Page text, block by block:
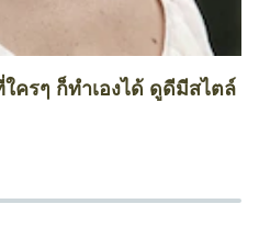
ครๆ ก็ทำเองได้ ดูดีมีสไตล์